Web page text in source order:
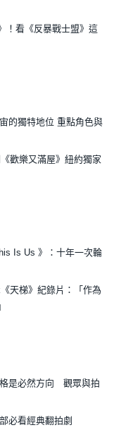
！看《反暴戰士盟》這
的獨特地位 重點角色與
歡樂又滿屋》紐約獨家
Is Us 》：十年一次輪
天梯》紀錄片：「作為
是必然方向 觀眾與拍
必看經典翻拍劇